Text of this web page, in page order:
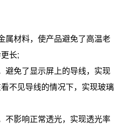
材料，使产品避免了高温老
长;
免了显示屏上的导线，实现
不见导线的情况下，实现玻璃
影响正常透光，实现透光率